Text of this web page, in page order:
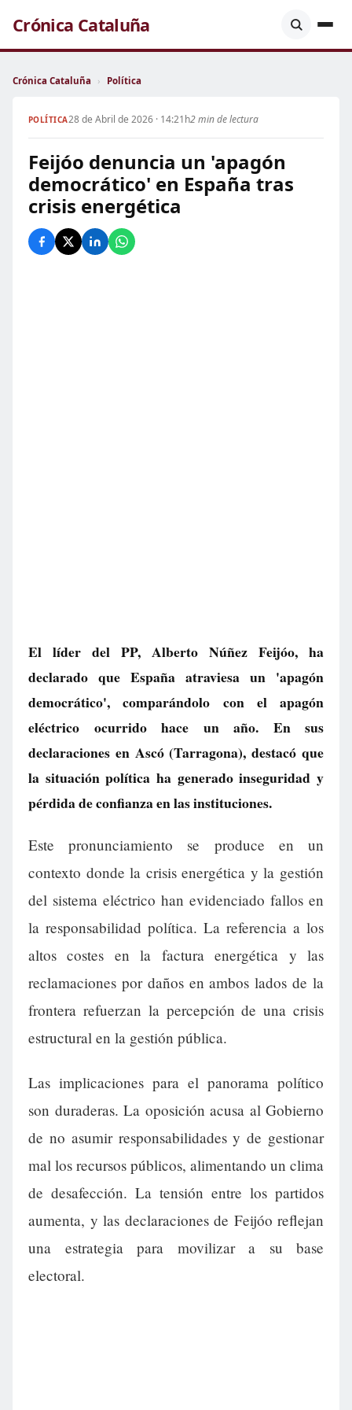
Crónica Cataluña
Crónica Cataluña › Política
POLÍTICA28 de Abril de 2026 · 14:21h2 min de lectura
Feijóo denuncia un 'apagón
democrático' en España tras
crisis energética
El líder del PP, Alberto Núñez Feijóo, ha
declarado que España atraviesa un 'apagón
democrático', comparándolo con el apagón
eléctrico ocurrido hace un año. En sus
declaraciones en Ascó (Tarragona), destacó que
la situación política ha generado inseguridad y
pérdida de confianza en las instituciones.
Este pronunciamiento se produce en un
contexto donde la crisis energética y la gestión
del sistema eléctrico han evidenciado fallos en
la responsabilidad política. La referencia a los
altos costes en la factura energética y las
reclamaciones por daños en ambos lados de la
frontera refuerzan la percepción de una crisis
estructural en la gestión pública.
Las implicaciones para el panorama político
son duraderas. La oposición acusa al Gobierno
de no asumir responsabilidades y de gestionar
mal los recursos públicos, alimentando un clima
de desafección. La tensión entre los partidos
aumenta, y las declaraciones de Feijóo reflejan
una estrategia para movilizar a su base
electoral.